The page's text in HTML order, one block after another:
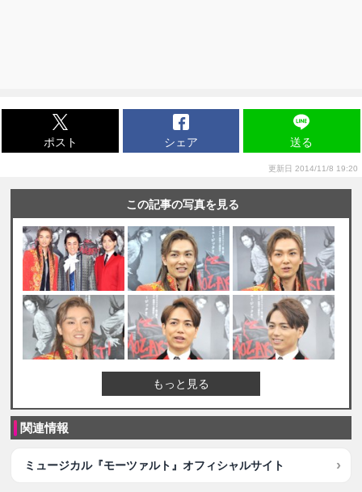
ポスト シェア 送る
更新日 2014/11/8 19:20
この記事の写真を見る
もっと見る
関連情報
ミュージカル『モーツァルト』オフィシャルサイト